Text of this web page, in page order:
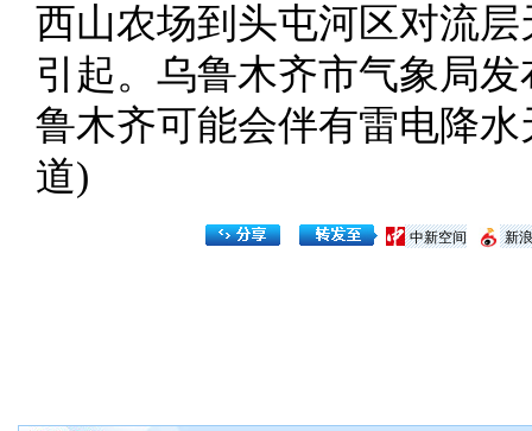
西山农场到头屯河区对流
引起。乌鲁木齐市气象局
鲁木齐可能会伴有雷电降
道)
新
中新空间